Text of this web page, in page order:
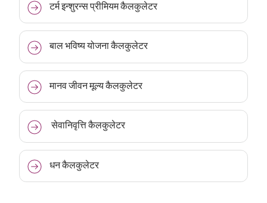
टर्म इन्शुरन्स प्रीमियम कैलकुलेटर
बाल भविष्य योजना कैलकुलेटर
मानव जीवन मूल्य कैलकुलेटर
सेवानिवृत्ति कैलकुलेटर
धन कैलकुलेटर